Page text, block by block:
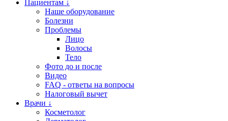
Пациентам ↓
Наше оборудование
Болезни
Проблемы
Лицо
Волосы
Тело
Фото до и после
Видео
FAQ - ответы на вопросы
Налоговый вычет
Врачи ↓
Косметолог